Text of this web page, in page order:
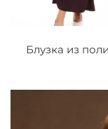
Блузка из